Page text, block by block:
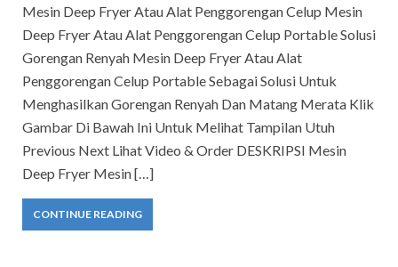
Mesin Deep Fryer Atau Alat Penggorengan Celup Mesin
Deep Fryer Atau Alat Penggorengan Celup Portable Solusi
Gorengan Renyah Mesin Deep Fryer Atau Alat
Penggorengan Celup Portable Sebagai Solusi Untuk
Menghasilkan Gorengan Renyah Dan Matang Merata Klik
Gambar Di Bawah Ini Untuk Melihat Tampilan Utuh
Previous Next Lihat Video & Order DESKRIPSI Mesin
Deep Fryer Mesin […]
CONTINUE READING